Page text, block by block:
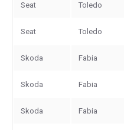
Seat Toledo
Seat Toledo
Skoda Fabia
Skoda Fabia
Skoda Fabia